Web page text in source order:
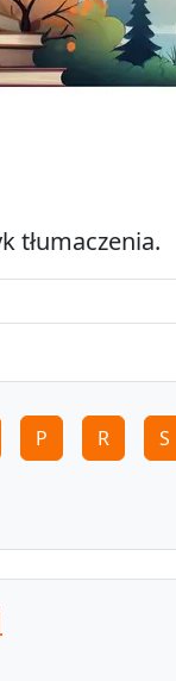
tłumaczenia.
P R S